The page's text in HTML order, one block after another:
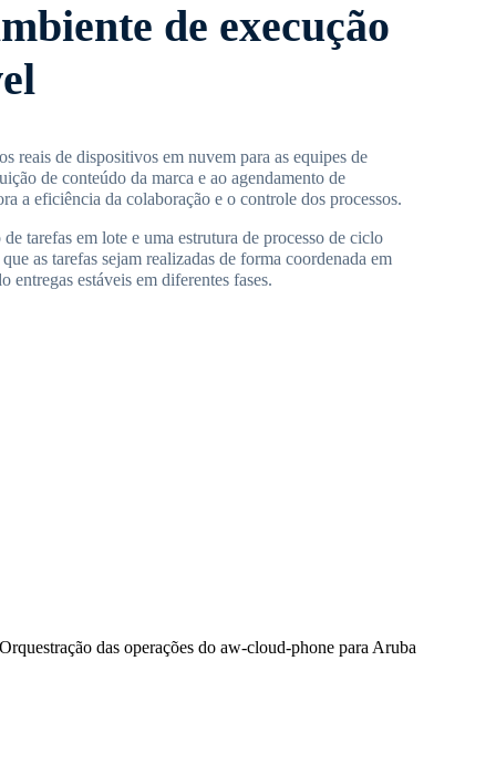
de execução
reais de dispositivos em nuvem para as equipes de
de conteúdo da marca e ao agendamento de
a eficiência da colaboração e o controle dos processos.
tarefas em lote e uma estrutura de processo de ciclo
as tarefas sejam realizadas de forma coordenada em
entregas estáveis em diferentes fases.